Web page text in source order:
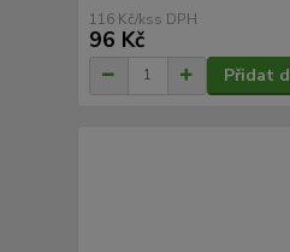
116 Kč/ks
96 Kč
Přidat